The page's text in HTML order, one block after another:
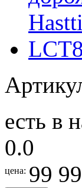
есть в
0.0
цена: 99